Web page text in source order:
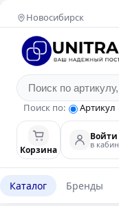
Новосибирск
Поиск по: Артикул
Корзина
Войти
в
Каталог Бренды